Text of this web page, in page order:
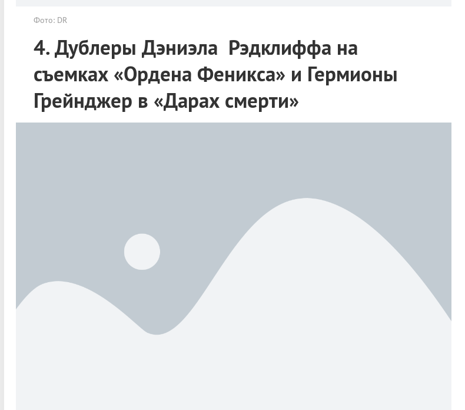
Фото: DR
4. Дублеры Дэниэла Рэдклиффа на
съемках «Ордена Феникса» и Гермионы
Грейнджер в «Дарах смерти»